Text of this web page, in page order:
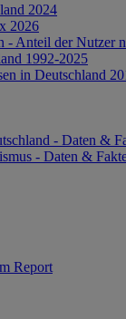
2024
2026
- Anteil der Nutzer
1992-2025
in Deutschland
- Daten &
- Daten &
Report